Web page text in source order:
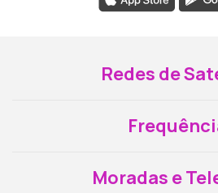
Redes de
Moradas e